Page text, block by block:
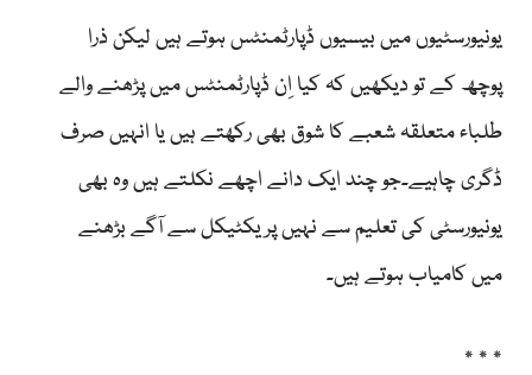
یونیورسٹیوں میں بیسیوں ڈپارٹمنٹس ہوتے ہیں لیکن ذرا
پوچھ کے تو دیکھیں کہ کیا اِن ڈپارٹمنٹس میں پڑھنے والے
طلباء متعلقہ شعبے کا شوق بھی رکھتے ہیں یا انہیں صرف
ڈگری چاہیے۔جو چند ایک دانے اچھے نکلتے ہیں وہ بھی
یونیورسٹی کی تعلیم سے نہیں پریکٹیکل سے آگے بڑھنے
میں کامیاب ہوتے ہیں۔
٭ ٭ ٭